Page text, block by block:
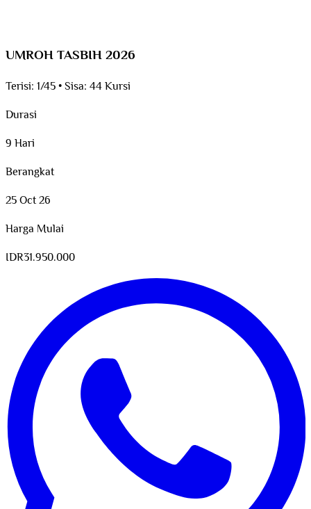
UMROH TASBIH 2026
Terisi: 1/45•Sisa: 44 Kursi
Durasi
9 Hari
Berangkat
25 Oct 26
Harga Mulai
IDR31.950.000